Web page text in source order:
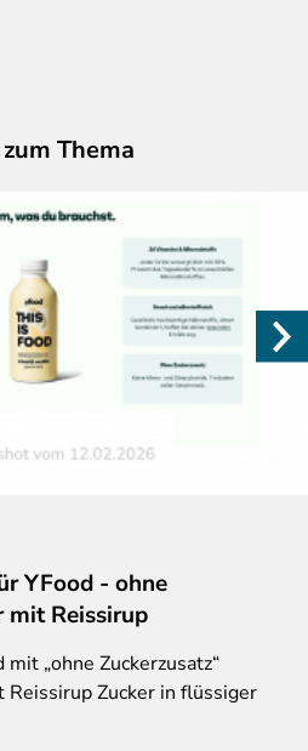
Thema
YFood - ohne
mit Reissirup
„ohne Zuckerzusatz“
Zucker in flüssiger